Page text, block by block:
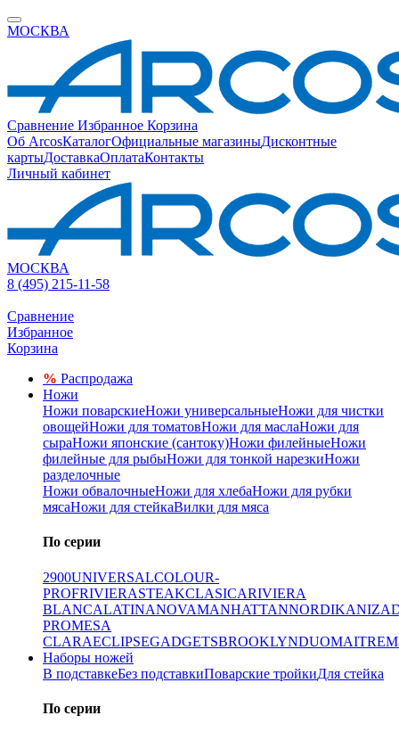
МОСКВА
Сравнение Избранное Корзина
Об ArcosКаталогОфициальные магазиныДисконтные
картыДоставкаОплатаКонтакты
Личный кабинет
МОСКВА
8 (495) 215-11-58
Сравнение
Избранное
Корзина
% Распродажа
Ножи
Ножи поварскиеНожи универсальныеНожи для чистки
овощейНожи для томатовНожи для маслаНожи для
сыраНожи японские (сантоку)Ножи филейныеНожи
филейные для рыбыНожи для тонкой нарезкиНожи
разделочные
Ножи обвалочныеНожи для хлебаНожи для рубки
мясаНожи для стейкаВилки для мяса
По серии
2900UNIVERSALCOLOUR-
PROFRIVIERASTEAKCLASICARIVIERA
BLANCALATINANOVAMANHATTANNORDIKANIZA
PROMESA
CLARAECLIPSEGADGETSBROOKLYNDUOMAITRE
Наборы ножей
В подставкеБез подставкиПоварские тройкиДля стейка
По серии